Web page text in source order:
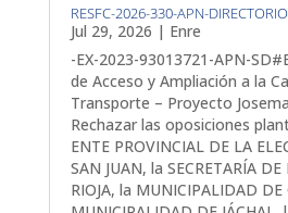
RESFC-2026-330-APN-
Jul 29, 2026 | Enre
-EX-2023-93013721-APN-
de Acceso y Ampliación a la
Transporte – Proyecto
Rechazar las oposiciones
ENTE PROVINCIAL DE LA
SAN JUAN, la SECRETARÍA
RIOJA, la MUNICIPALIDAD DE